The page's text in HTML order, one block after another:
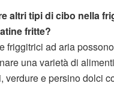
altri tipi di cibo nella
fritte?
friggitrici ad aria
una varietà di
verdure e persino dolci